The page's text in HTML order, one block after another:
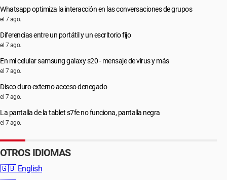
Whatsapp optimiza la interacción en las conversaciones de grupos
el 7 ago.
Diferencias entre un portátil y un escritorio fijo
el 7 ago.
En mi celular samsung galaxy s20 - mensaje de virus y más
el 7 ago.
Disco duro externo acceso denegado
el 7 ago.
La pantalla de la tablet s7fe no funciona, pantalla negra
el 7 ago.
OTROS IDIOMAS
🇬🇧 English